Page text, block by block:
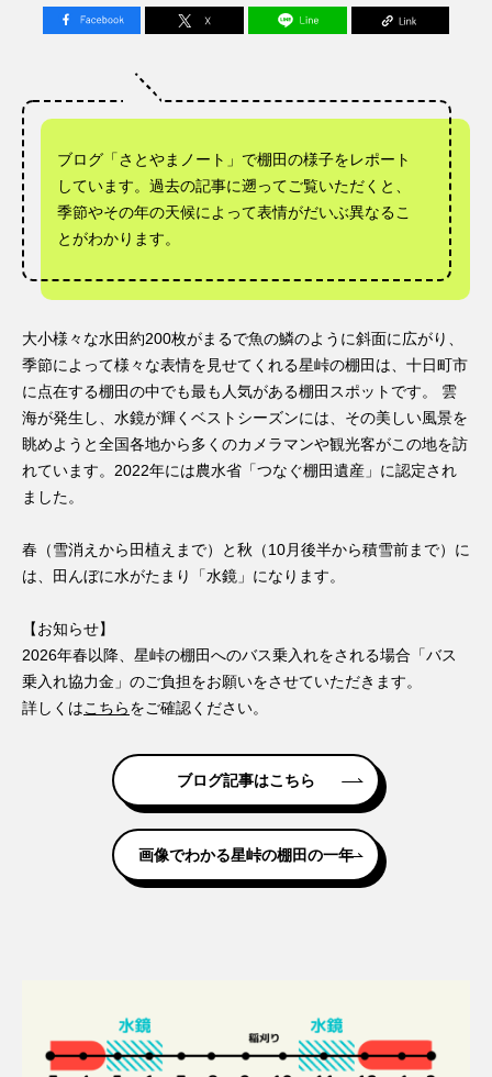
ブログ「さとやまノート」で棚田の様子をレポート
しています。過去の記事に遡ってご覧いただくと、
季節やその年の天候によって表情がだいぶ異なるこ
とがわかります。
大小様々な水田約200枚がまるで魚の鱗のように斜面に広がり、
季節によって様々な表情を見せてくれる星峠の棚田は、十日町市
に点在する棚田の中でも最も人気がある棚田スポットです。 雲
海が発生し、水鏡が輝くベストシーズンには、その美しい風景を
眺めようと全国各地から多くのカメラマンや観光客がこの地を訪
れています。2022年には農水省「つなぐ棚田遺産」に認定され
ました。
春（雪消えから田植えまで）と秋（10月後半から積雪前まで）に
は、田んぼに水がたまり「水鏡」になります。
【お知らせ】
2026年春以降、星峠の棚田へのバス乗入れをされる場合「バス
乗入れ協力金」のご負担をお願いをさせていただきます。
詳しくはこちらをご確認ください。
ブログ記事はこちら
画像でわかる星峠の棚田の一年